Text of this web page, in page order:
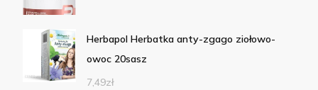
Herbapol Herbatka anty-zgago ziołowo-
owoc 20sasz
7,49zł